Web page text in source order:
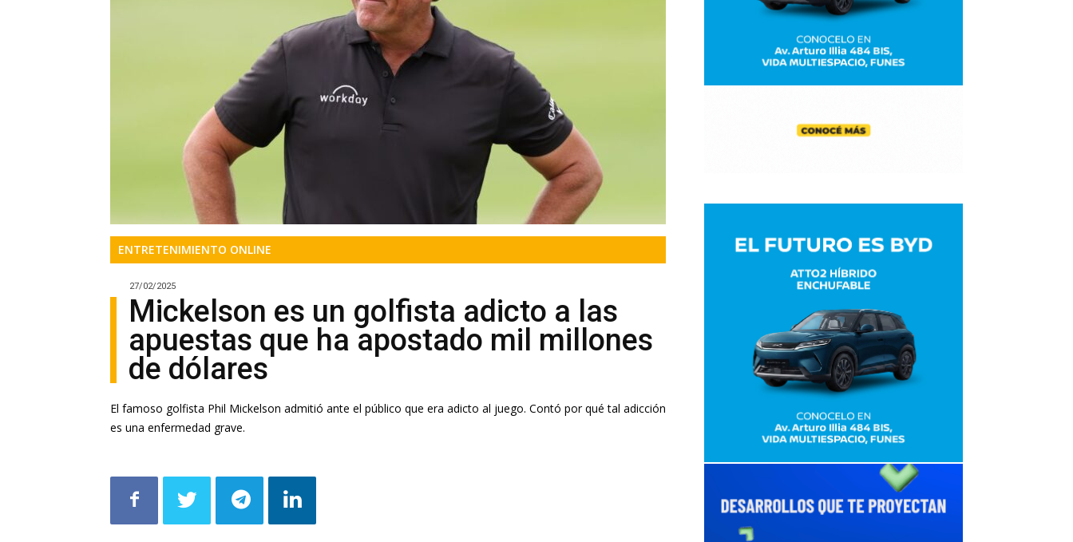
ENTRETENIMIENTO ONLINE
Mickelson es un golfista adicto a las
apuestas que ha apostado mil millones
de dólares
El famoso golfista Phil Mickelson admitió ante el público que era adicto al juego. Contó por qué tal adicción
es una enfermedad grave.